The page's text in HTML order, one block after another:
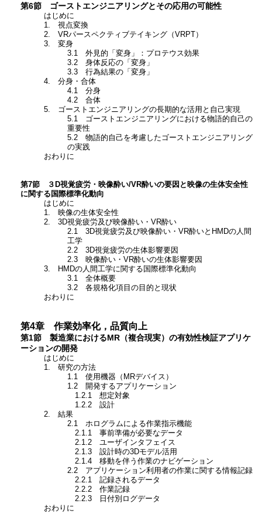
第6節 ゴーストエンジニアリングとその応用の可能性
はじめに
1. 視点変換
2. VRパースペクティブテイキング（VRPT）
3. 変身
3.1 外見的「変身」：プロテウス効果
3.2 身体反応の「変身」
3.3 行為結果の「変身」
4. 分身・合体
4.1 分身
4.2 合体
5. ゴーストエンジニアリングの長期的な活用と自己実現
5.1 ゴーストエンジニアリングにおける物語的自己の
重要性
5.2 物語的自己を考慮したゴーストエンジニアリング
の実践
おわりに
第7節 ３D視覚疲労・映像酔い/VR酔いの要因と映像の生体安全性
に関する国際標準化動向
はじめに
1. 映像の生体安全性
2. 3D視覚疲労及び映像酔い・VR酔い
2.1 3D視覚疲労及び映像酔い・VR酔いとHMDの人間
工学
2.2 3D視覚疲労の生体影響要因
2.3 映像酔い・VR酔いの生体影響要因
3. HMDの人間工学に関する国際標準化動向
3.1 全体概要
3.2 各規格化項目の目的と現状
おわりに
第4章 作業効率化，品質向上
第1節 製造業におけるMR（複合現実）の有効性検証アプリケ
ーションの開発
はじめに
1. 研究の方法
1.1 使用機器（MRデバイス）
1.2 開発するアプリケーション
1.2.1 想定対象
1.2.2 設計
2. 結果
2.1 ホログラムによる作業指示機能
2.1.1 事前準備が必要なデータ
2.1.2 ユーザインタフェイス
2.1.3 設計時の3Dモデル活用
2.1.4 移動を伴う作業のナビゲーション
2.2 アプリケーション利用者の作業に関する情報記録
2.2.1 記録されるデータ
2.2.2 作業記録
2.2.3 日付別ログデータ
おわりに